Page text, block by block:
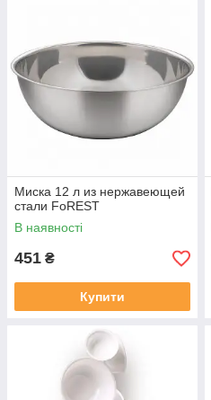
Миска 12 л из нержавеющей
стали FoREST
В наявності
451 ₴
Купити